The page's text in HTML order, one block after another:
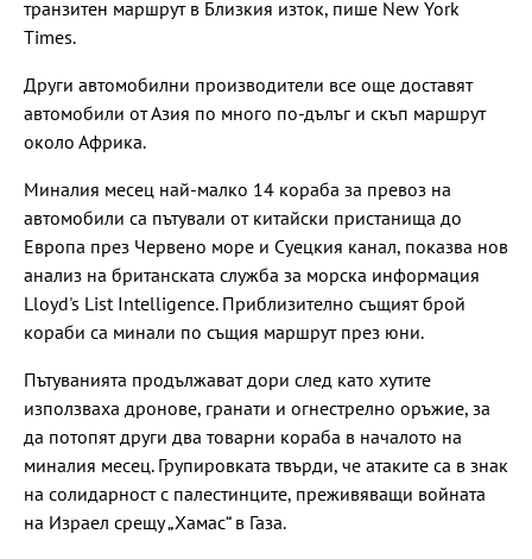
транзитен маршрут в Близкия изток, пише New York
Times.
Други автомобилни производители все още доставят
автомобили от Азия по много по-дълъг и скъп маршрут
около Африка.
Миналия месец най-малко 14 кораба за превоз на
автомобили са пътували от китайски пристанища до
Европа през Червено море и Суецкия канал, показва нов
анализ на британската служба за морска информация
Lloyd's List Intelligence. Приблизително същият брой
кораби са минали по същия маршрут през юни.
Пътуванията продължават дори след като хутите
използваха дронове, гранати и огнестрелно оръжие, за
да потопят други два товарни кораба в началото на
миналия месец. Групировката твърди, че атаките са в знак
на солидарност с палестинците, преживяващи войната
на Израел срещу „Хамас“ в Газа.